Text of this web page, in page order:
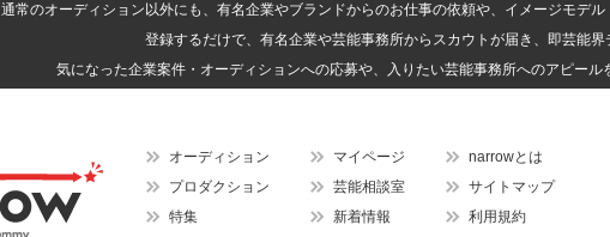
通常のオーディション以外にも、有名企業やブランドからのお仕事の依頼や、イメージモデ
登録するだけで、有名企業や芸能事務所からスカウトが届き、即芸能界
気になった企業案件・オーディションへの応募や、入りたい芸能事務所へのアピール
オーディション
プロダクション
特集
マイページ
芸能相談室
新着情報
narrowとは
サイトマップ
利用規約